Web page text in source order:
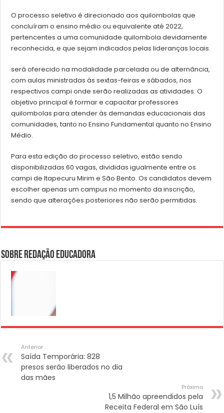
O processo seletivo é direcionado aos quilombolas que
concluíram o ensino médio ou equivalente até 2022,
pertencentes a uma comunidade quilombola devidamente
reconhecida, e que sejam indicados pelas lideranças locais.
será oferecido na modalidade parcelada ou de alternância,
com aulas ministradas às sextas-feiras e sábados, nos
respectivos campi onde serão realizadas as atividades. O
objetivo principal é formar e capacitar professores
quilombolas para atender às demandas educacionais das
comunidades, tanto no Ensino Fundamental quanto no Ensino
Médio.
Para esta edição do processo seletivo, estão sendo
disponibilizadas 60 vagas, divididas igualmente entre os
campi de Itapecuru Mirim e São Bento. Os candidatos devem
escolher apenas um campus no momento da inscrição,
sendo que alterações posteriores não serão permitidas.
Sobre Redação Educadora
Anterior
Saída Temporária: 828
presos serão liberados no dia
das mães
Próximo
1,5 Milhão apreendidos pela
Receita Federal em São Luís